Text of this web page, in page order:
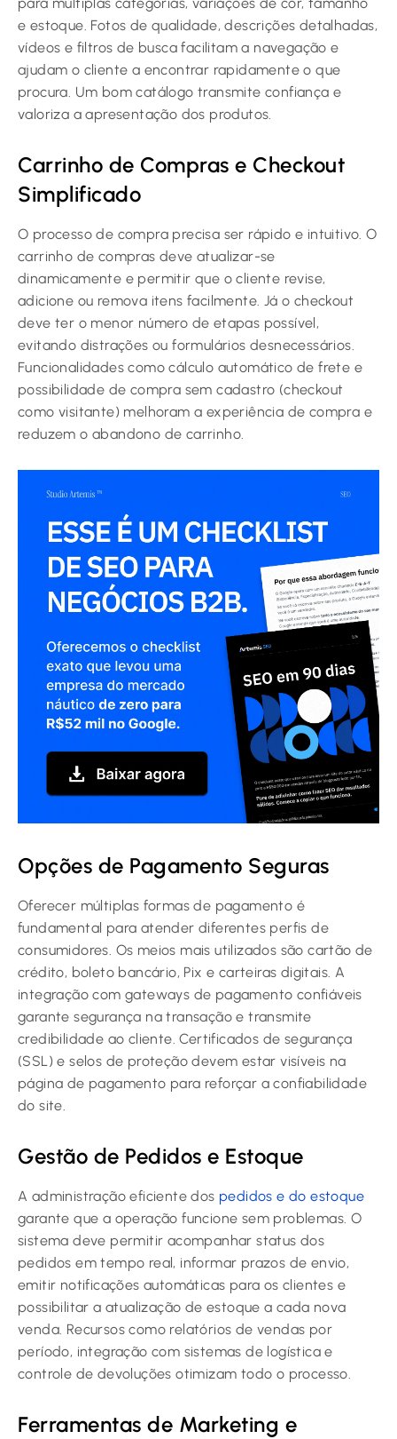
e estoque. Fotos de qualidade, descrições detalhadas,
vídeos e filtros de busca facilitam a navegação e
ajudam o cliente a encontrar rapidamente o que
procura. Um bom catálogo transmite confiança e
valoriza a apresentação dos produtos.
Carrinho de Compras e Checkout
Simplificado
O processo de compra precisa ser rápido e intuitivo. O
carrinho de compras deve atualizar-se
dinamicamente e permitir que o cliente revise,
adicione ou remova itens facilmente. Já o checkout
deve ter o menor número de etapas possível,
evitando distrações ou formulários desnecessários.
Funcionalidades como cálculo automático de frete e
possibilidade de compra sem cadastro (checkout
como visitante) melhoram a experiência de compra e
reduzem o abandono de carrinho.
Opções de Pagamento Seguras
Oferecer múltiplas formas de pagamento é
fundamental para atender diferentes perfis de
consumidores. Os meios mais utilizados são cartão de
crédito, boleto bancário, Pix e carteiras digitais. A
integração com gateways de pagamento confiáveis
garante segurança na transação e transmite
credibilidade ao cliente. Certificados de segurança
(SSL) e selos de proteção devem estar visíveis na
página de pagamento para reforçar a confiabilidade
do site.
Gestão de Pedidos e Estoque
A administração eficiente dos pedidos e do estoque
garante que a operação funcione sem problemas. O
sistema deve permitir acompanhar status dos
pedidos em tempo real, informar prazos de envio,
emitir notificações automáticas para os clientes e
possibilitar a atualização de estoque a cada nova
venda. Recursos como relatórios de vendas por
período, integração com sistemas de logística e
controle de devoluções otimizam todo o processo.
Ferramentas de Marketing e